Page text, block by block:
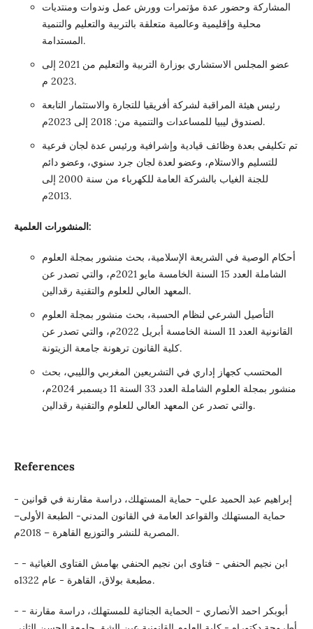
المشاركة وحضور عدة مؤتمرات وورش عمل وندوات ومنتديات
محلية وإقليمية وعالمية متعلقة بالتربية والتعليم والتنمية
المستدامة.
عضو المجلس الاستشاري بوزارة التربية والتعليم من 2021 إلى
2023 م.
رئيس هيئة المراقبة لشركة أفريقيا للتجارة والاستثمار التابعة
لصندوق ليبيا للمساعدات والتنمية من: 2018 إلى 2023م.
تم تكليفي بعدة وظائف قيادية وإشرافية ورئيس عدة لجان فرعية
للتسليم والاستلام، وعضو لعدة لجان جرد سنوي، وعضو دائم
للجنة الغياب بالشركة العامة للكهرباء من سنة 2000 إلى
2013م.
المنشورات العلمية:
أحكام الوصية في الشريعة الإسلامية، بحث منشور بمجلة العلوم
الشاملة العدد 15 السنة الخامسة مايو 2021م، والتي تصدر عن
المعهد العالي للعلوم والتقنية رقدالين.
التأصيل الشرعي لنظام الحسبة، بحث منشور بمجلة العلوم
القانونية العدد 11 السنة الخامسة أبريل 2022م، والتي تصدر عن
كلية القانون ترهونة جامعة الزيتونة.
المحتسب كجهاز إداري في التشريعين المغربي والليبي، بحث
منشور بمجلة العلوم الشاملة العدد 33 السنة 11 ديسمبر 2024م،
والتي تصدر عن المعهد العالي للعلوم والتقنية رقدالين.
References
- إبراهيم عبد الحميد علي- حماية المستهلك، دراسة مقارنة في قوانين
حماية المستهلك والقواعد العامة في القانون المدني- الطبعة الأولى–
المصرية للنشر والتوزيع القاهرة – 2018م.
- ابن نجيم الحنفي - فتاوى ابن نجيم الحنفي بهامش الفتاوى الغياثية -
مطبعة بولاق، القاهرة - عام 1322ه.
- أبوبكر احمد الأنصاري - الحماية الجنائية للمستهلك، دراسة مقارنة -